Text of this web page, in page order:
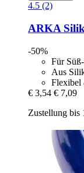
4.5 (2)
ARKA
-50%
Für
Aus
Flexibel
€ 3,54 € 7,09
Zustellung bis